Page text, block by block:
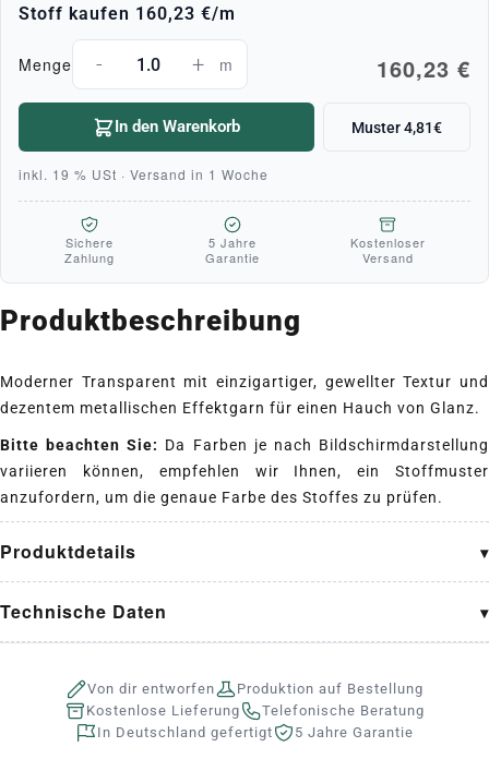
Stoff kaufen 160,23 €/m
Menge - + m 160,23 €
In den Warenkorb Muster 4,81€
inkl. 19 % USt · Versand in 1 Woche
Sichere
Zahlung
5 Jahre
Garantie
Kostenloser
Versand
Produktbeschreibung
Moderner Transparent mit einzigartiger, gewellter Textur und
dezentem metallischen Effektgarn für einen Hauch von Glanz.
Bitte beachten Sie: Da Farben je nach Bildschirmdarstellung
variieren können, empfehlen wir Ihnen, ein Stoffmuster
anzufordern, um die genaue Farbe des Stoffes zu prüfen.
Produktdetails
Technische Daten
Von dir entworfen
Produktion auf Bestellung
Kostenlose Lieferung
Telefonische Beratung
In Deutschland gefertigt
5 Jahre Garantie